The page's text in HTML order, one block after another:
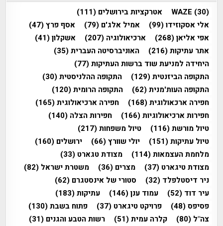
WAZE (30) אטרקציות בירושלים (111)
אלי אסקוזידו(99) אמיל אלג'ם (79) אסף פרץ(47)
אפי אליאן(268) ארכיאולוגיה (207) אשקלון(41)
אתר עתיקות(216) האוניברסיטה העברית(35)
היחידה למניעת שוד ברשות העתיקות(77)
התקופה הביזנטית(129) התקופה ההלניסטית(30)
התקופה העות'מנית(62) התקופה הרומית(120)
חפירה ארכאולוגית(168) חפירה ארכיאולוגית(165)
חפירות ארכיאולוגיות(166) חפירות הצלה (140)
טיול מורשת(116) טיול משפחות(217)
טיול עתיקות(151) יולי שוורץ(66) ירושלים (160)
מלחמת העצמאות(114) מצודת טגארט (33)
מצודת טיגארט (37) מצרים (36) משטרת ישראל (82)
ניר דיסטלפלד (32) סטורי של אינסטגרם (62)
עיר דוד (52) עמוד ענן(146) עתיקות(183)
פסיפס(48) פרויקט טיגארט (37) פתוח בשבת(130)
צה"ל (80) קלרה עמית(51) רשות הטבע והגנים (31)